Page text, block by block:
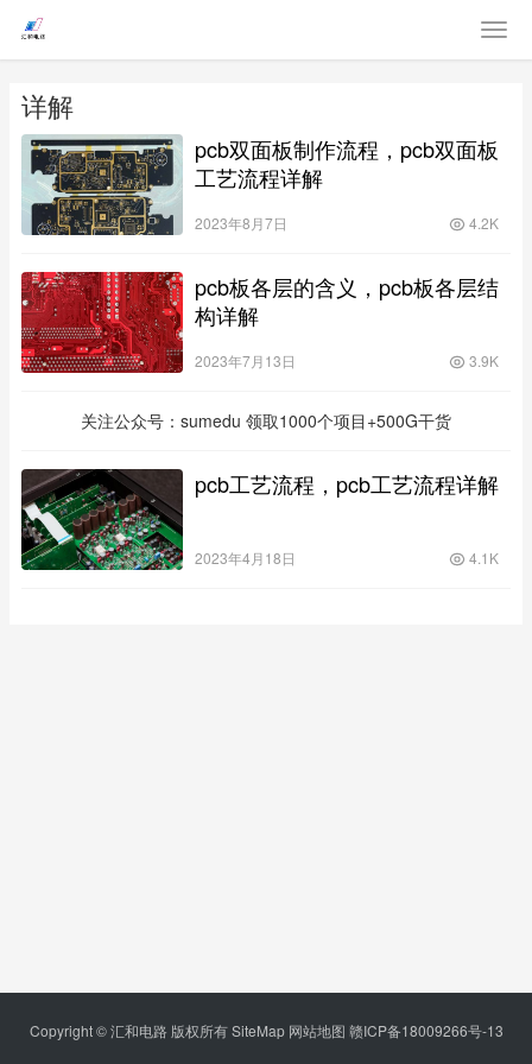
详解
pcb双面板制作流程，pcb双面板
工艺流程详解
2023年8月7日 4.2K
pcb板各层的含义，pcb板各层结
构详解
2023年7月13日 3.9K
关注公众号：sumedu 领取1000个项目+500G干货
pcb工艺流程，pcb工艺流程详解
2023年4月18日 4.1K
Copyright © 汇和电路 版权所有SiteMap 网站地图 赣ICP备18009266号-13